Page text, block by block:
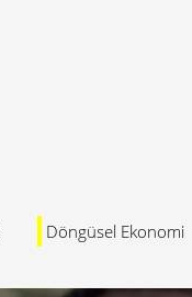
Döngüsel Ekonomi